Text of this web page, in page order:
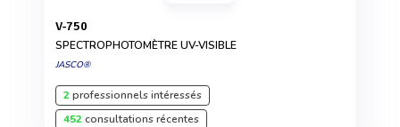
V-750
SPECTROPHOTOMÈTRE UV-VISIBLE
JASCO®
2professionnels intéressés
452consultations récentes